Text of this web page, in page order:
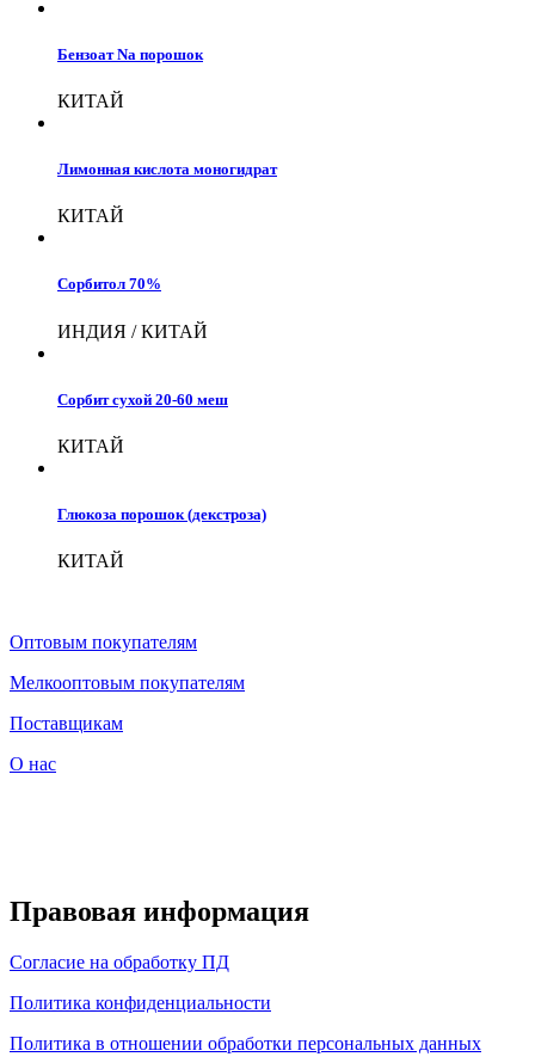
Бензоат Na порошок
КИТАЙ
Лимонная кислота моногидрат
КИТАЙ
Сорбитол 70%
ИНДИЯ / КИТАЙ
Сорбит сухой 20-60 меш
КИТАЙ
Глюкоза порошок (декстроза)
КИТАЙ
Оптовым покупателям
Мелкооптовым покупателям
Поставщикам
О нас
Правовая информация
Согласие на обработку ПД
Политика конфиденциальности
Политика в отношении обработки персональных данных